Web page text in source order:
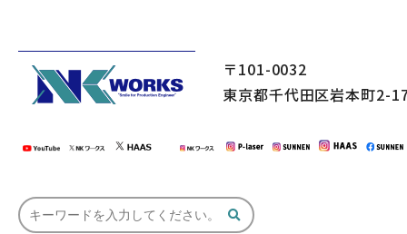
〒101-0032
東京都千代田区岩本町2-